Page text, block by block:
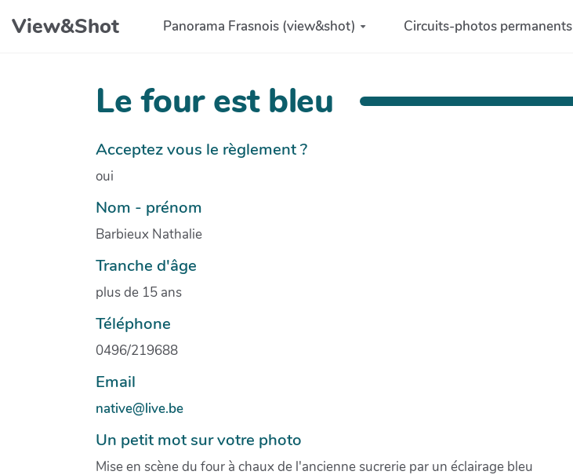
Aller au contenu principal
View&Shot Panorama Frasnois (view&shot) Circuits-photos permanents
Le four est bleu
Acceptez vous le règlement ?
oui
Nom - prénom
Barbieux Nathalie
Tranche d'âge
plus de 15 ans
Téléphone
0496/219688
Email
native@live.be
Un petit mot sur votre photo
Mise en scène du four à chaux de l'ancienne sucrerie par un éclairage bleu